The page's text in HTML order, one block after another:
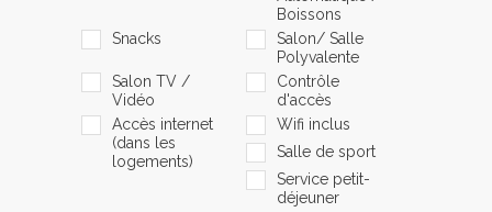
Boissons
Snacks
Salon/ Salle
Polyvalente
Salon TV /
Vidéo
Contrôle
d'accès
Accès internet
(dans les
logements)
Wifi inclus
Salle de sport
Service petit-
déjeuner